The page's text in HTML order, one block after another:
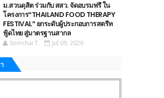
ม.สวนดุสิต ร่วมกับ สสว. จัดอบรมฟรี ใน
โครงการ“THAILAND FOOD THERAPY
FESTIVAL” ยกระดับผู้ประกอบการสตรีท
ฟู้ดไทย สู่มาตรฐานสากล
Somchai T. Jul 09, 2026